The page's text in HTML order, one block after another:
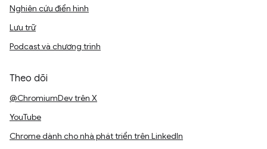
Nghiên cứu điển hình
Lưu trữ
Podcast và chương trình
Theo dõi
@ChromiumDev trên X
YouTube
Chrome dành cho nhà phát triển trên LinkedIn